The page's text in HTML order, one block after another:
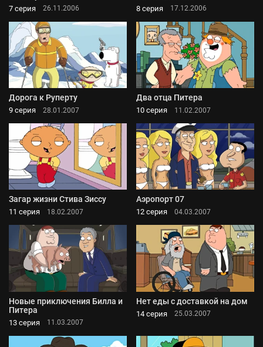
7 серия 26.11.2006 8 серия 17.12.2006
Дорога к Руперту
9 серия 28.01.2007
Два отца Питера
10 серия 11.02.2007
Загар жизни Стива Зиссу
11 серия 18.02.2007
Аэропорт 07
12 серия 04.03.2007
Новые приключения Билла и
Питера
13 серия 11.03.2007
Нет еды с доставкой на дом
14 серия 25.03.2007